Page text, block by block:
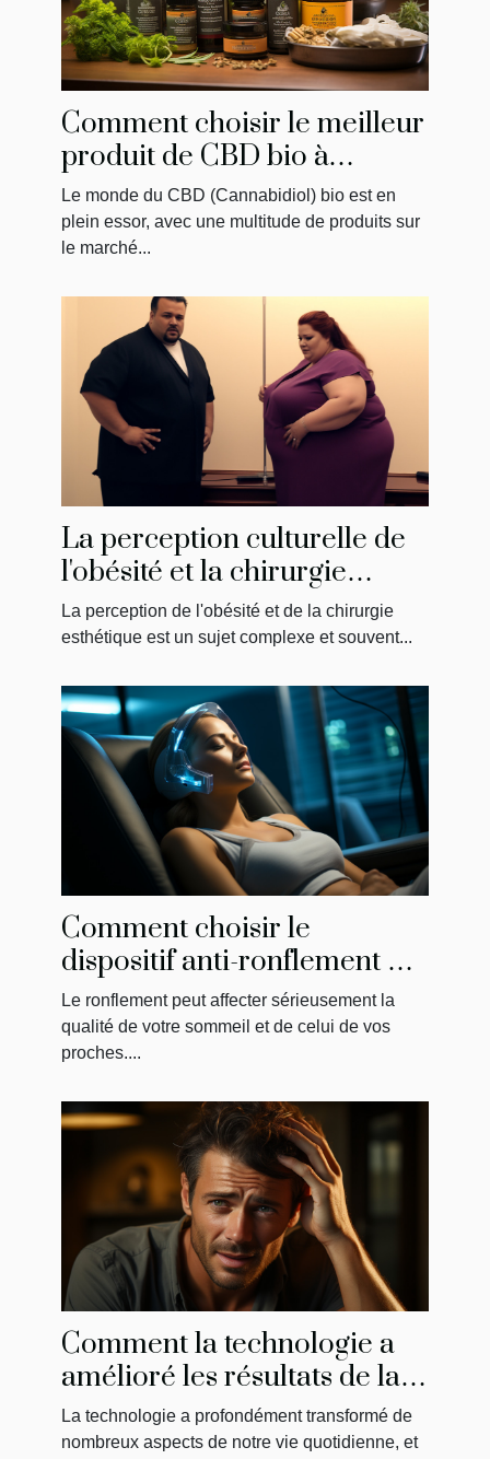
Comment choisir le meilleur
produit de CBD bio à
acheter
Le monde du CBD (Cannabidiol) bio est en
plein essor, avec une multitude de produits sur
le marché...
La perception culturelle de
l'obésité et la chirurgie
esthétique en Tunisie
La perception de l'obésité et de la chirurgie
esthétique est un sujet complexe et souvent...
Comment choisir le
dispositif anti-ronflement qui
vous convient le mieux
Le ronflement peut affecter sérieusement la
qualité de votre sommeil et de celui de vos
proches....
Comment la technologie a
amélioré les résultats de la
greffe de cheveux
La technologie a profondément transformé de
nombreux aspects de notre vie quotidienne, et